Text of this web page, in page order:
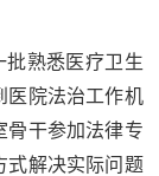
批熟悉医疗卫生
医院法治工作机
骨干参加法律专
式解决实际问题